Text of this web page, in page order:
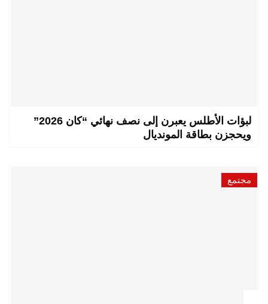
لبؤات الأطلس يعبرن إلى نصف نهائي “كان 2026”
ويحجزن بطاقة المونديال
مجتمع